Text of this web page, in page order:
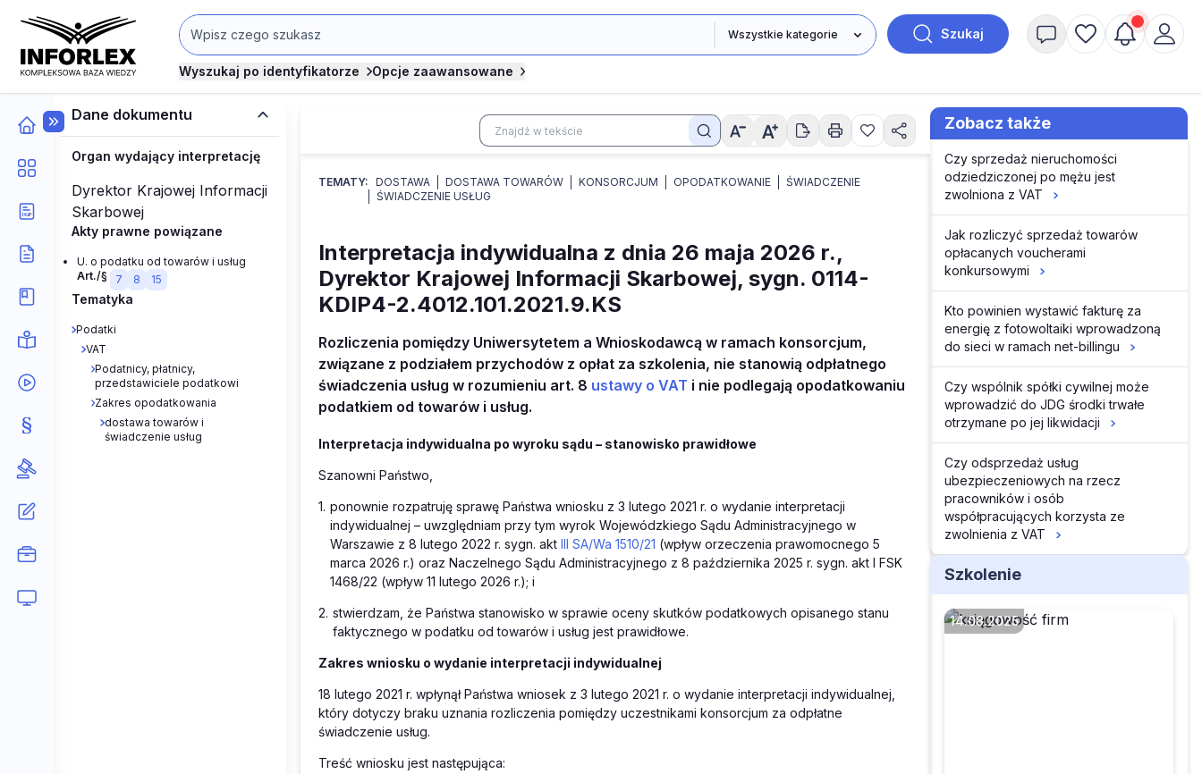
Szukaj
Wyszukaj po identyfikatorze Opcje zaawansowane
Dane dokumentu
Organ wydający interpretację
Dyrektor Krajowej Informacji
Skarbowej
Akty prawne powiązane
U. o podatku od towarów i usług
Art./§
7 8 15
Tematyka
Podatki
VAT
Podatnicy, płatnicy,
przedstawiciele podatkowi
Zakres opodatkowania
dostawa towarów i
świadczenie usług
TEMATY: DOSTAWA DOSTAWA TOWARÓW KONSORCJUM OPODATKOWANIE
ŚWIADCZENIE
ŚWIADCZENIE USŁUG
Interpretacja indywidualna z dnia 26 maja 2026 r.,
Dyrektor Krajowej Informacji Skarbowej, sygn. 0114-
KDIP4-2.4012.101.2021.9.KS
Rozliczenia pomiędzy Uniwersytetem a Wnioskodawcą w ramach konsorcjum,
związane z podziałem przychodów z opłat za szkolenia, nie stanowią odpłatnego
świadczenia usług w rozumieniu art. 8 ustawy o VAT i nie podlegają opodatkowaniu
podatkiem od towarów i usług.
Interpretacja indywidualna po wyroku sądu – stanowisko prawidłowe
Szanowni Państwo,
1. ponownie rozpatruję sprawę Państwa wniosku z 3 lutego 2021 r. o wydanie interpretacji
indywidualnej – uwzględniam przy tym wyrok Wojewódzkiego Sądu Administracyjnego w
Warszawie z 8 lutego 2022 r. sygn. akt III SA/Wa 1510/21 (wpływ orzeczenia prawomocnego 5
marca 2026 r.) oraz Naczelnego Sądu Administracyjnego z 8 października 2025 r. sygn. akt I FSK
1468/22 (wpływ 11 lutego 2026 r.); i
2. stwierdzam, że Państwa stanowisko w sprawie oceny skutków podatkowych opisanego stanu
faktycznego w podatku od towarów i usług jest prawidłowe.
Zakres wniosku o wydanie interpretacji indywidualnej
18 lutego 2021 r. wpłynął Państwa wniosek z 3 lutego 2021 r. o wydanie interpretacji indywidualnej,
który dotyczy braku uznania rozliczenia pomiędzy uczestnikami konsorcjum za odpłatne
świadczenie usług.
Treść wniosku jest następująca:
Zobacz także
Czy sprzedaż nieruchomości
odziedziczonej po mężu jest
zwolniona z VAT
Jak rozliczyć sprzedaż towarów
opłacanych voucherami
konkursowymi
Kto powinien wystawić fakturę za
energię z fotowoltaiki wprowadzoną
do sieci w ramach net-billingu
Czy wspólnik spółki cywilnej może
wprowadzić do JDG środki trwałe
otrzymane po jej likwidacji
Czy odsprzedaż usług
ubezpieczeniowych na rzecz
pracowników i osób
współpracujących korzysta ze
zwolnienia z VAT
Szkolenie
14.08.2025